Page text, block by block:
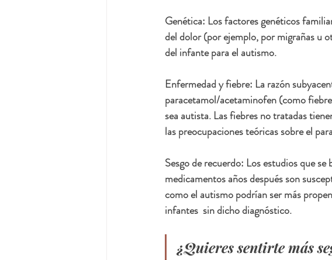
Genética: Los factores genéticos
del dolor (por ejemplo, por migrañas u
del infante para el autismo.
Enfermedad y fiebre: La razón
paracetamol/acetaminofen (como
sea autista. Las fiebres no tratadas
las preocupaciones teóricas sobre el
Sesgo de recuerdo: Los estudios que
medicamentos años después son
como el autismo podrían ser más
infantes  sin dicho diagnóstico.
¿Quieres sentirte más